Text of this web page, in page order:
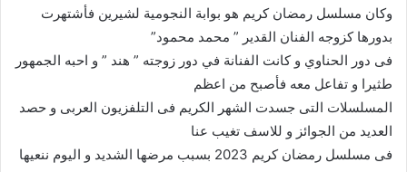
وكان مسلسل رمضان كريم هو بوابة النجومية لشيرين فأشتهرت
بدورها كزوجه الفنان القدير ” محمد محمود”
فى دور الحناوي و كانت الفنانة في دور زوجته ” هند ” و احبه الجمهور
طثيرا و تفاعل معه فأصبح من اعظم
المسلسلات التى جسدت الشهر الكريم فى التلفزيون العربى و حصد
العديد من الجوائز و للاسف تغيب عنا
فى مسلسل رمضان كريم 2023 بسبب مرضها الشديد و اليوم ننعيها